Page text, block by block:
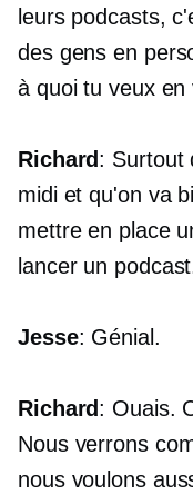
leurs podcasts,
des gens en
à quoi tu veux en
Richard: Surtout
midi et qu'on va
mettre en place
lancer un
Jesse: Génial.
Richard: Ouais.
Nous verrons
nous voulons